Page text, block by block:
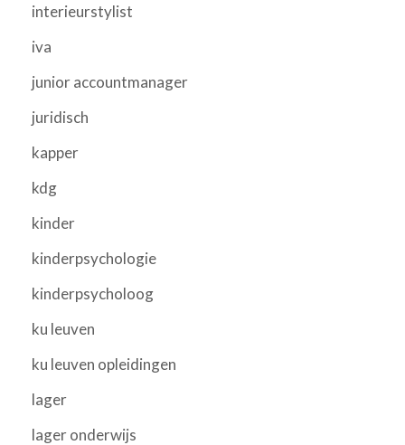
interieurstylist
iva
junior accountmanager
juridisch
kapper
kdg
kinder
kinderpsychologie
kinderpsycholoog
ku leuven
ku leuven opleidingen
lager
lager onderwijs